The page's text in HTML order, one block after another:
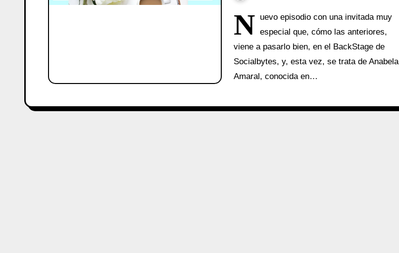
N uevo episodio con una invitada muy
especial que, cómo las anteriores,
viene a pasarlo bien, en el BackStage de
Socialbytes, y, esta vez, se trata de Anabela
Amaral, conocida en…